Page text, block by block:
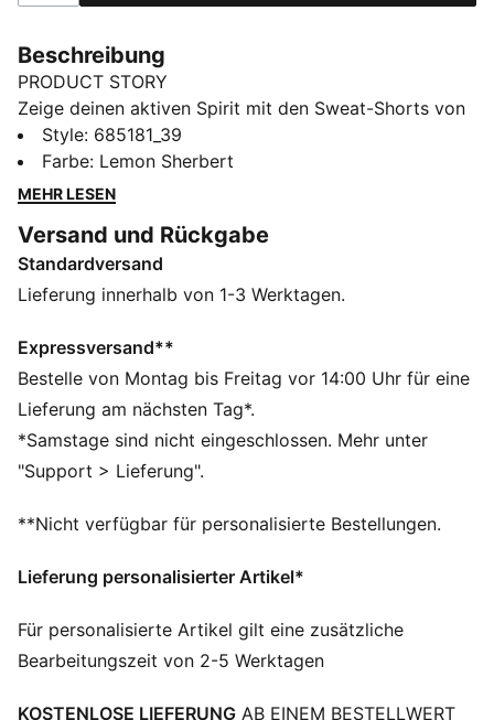
Beschreibung
PRODUCT STORY
Zeige deinen aktiven Spirit mit den Sweat-Shorts von
PUMA. Mit einer Grafik als Gummiprint, dem PUMA
Cat Logo und Kordelzug innen für eine individuelle
Passform. Perfekt für alle, die immer in Bewegung
FEATURES + VORTEILE
Hergestellt aus mindestens 20 % recycelten
Materialien
vom Körper ableitet und dafür sorgt, dass du beim
Training schweißfrei bleibst
DETAILS
Regular Fit
French Terry
Reguläre Länge
Leistentasche
Teenager zwischen 8 und 16 Jahren
Style: 685181_39
Farbe: Lemon Sherbert
MEHR LESEN
Versand und Rückgabe
Standardversand
Lieferung innerhalb von 1-3 Werktagen.
Expressversand**
Bestelle von Montag bis Freitag vor 14:00 Uhr für eine
Lieferung am nächsten Tag*.
*Samstage sind nicht eingeschlossen. Mehr unter
"Support > Lieferung".
**Nicht verfügbar für personalisierte Bestellungen.
Lieferung personalisierter Artikel*
Für personalisierte Artikel gilt eine zusätzliche
Bearbeitungszeit von 2-5 Werktagen
KOSTENLOSE LIEFERUNG AB EINEM BESTELLWERT